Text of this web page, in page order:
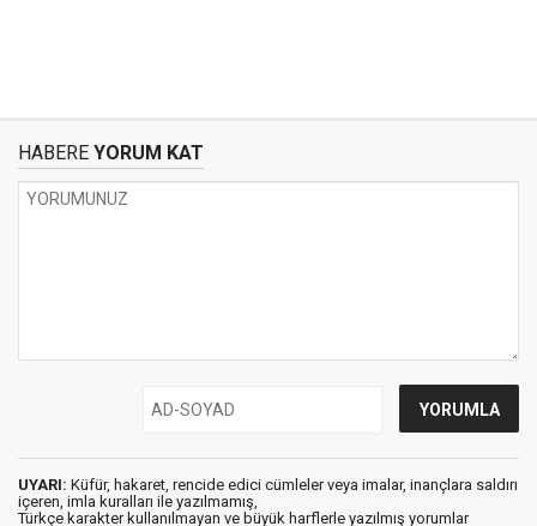
HABERE YORUM KAT
UYARI: Küfür, hakaret, rencide edici cümleler veya imalar, inançlara saldırı
içeren, imla kuralları ile yazılmamış,
Türkçe karakter kullanılmayan ve büyük harflerle yazılmış yorumlar